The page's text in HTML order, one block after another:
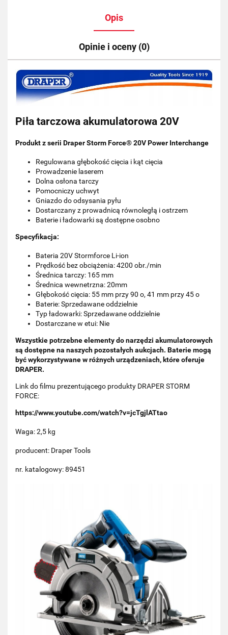
Opis
Opinie i oceny (0)
Piła tarczowa akumulatorowa 20V
Produkt z serii Draper Storm Force® 20V Power Interchange
Regulowana głębokość cięcia i kąt cięcia
Prowadzenie laserem
Dolna osłona tarczy
Pomocniczy uchwyt
Gniazdo do odsysania pyłu
Dostarczany z prowadnicą równoległą i ostrzem
Baterie i ładowarki są dostępne osobno
Specyfikacja:
Bateria 20V Stormforce Li-ion
Prędkość bez obciążenia: 4200 obr./min
Średnica tarczy: 165 mm
Średnica wewnetrzna: 20mm
Głębokość cięcia: 55 mm przy 90 o, 41 mm przy 45 o
Baterie: Sprzedawane oddzielnie
Typ ładowarki: Sprzedawane oddzielnie
Dostarczane w etui: Nie
Wszystkie potrzebne elementy do narzędzi akumulatorowych
są dostępne na naszych pozostałych aukcjach. Baterie mogą
być wykorzystywane w różnych urządzeniach, które oferuje
DRAPER.
Link do filmu prezentującego produkty DRAPER STORM
FORCE:
https://www.youtube.com/watch?v=jcTgjlATtao
Waga: 2,5 kg
producent: Draper Tools
nr. katalogowy: 89451